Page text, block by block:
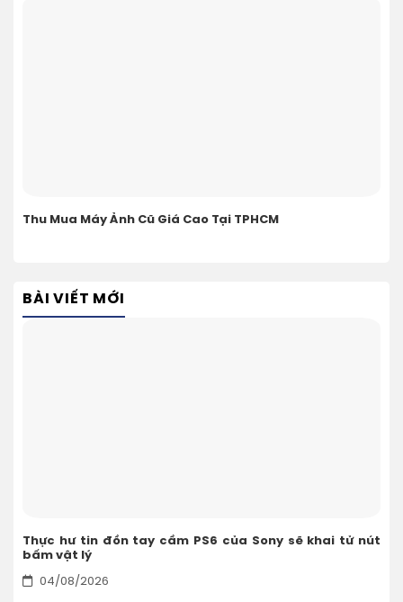
Thu Mua Máy Ảnh Cũ Giá Cao Tại TPHCM
BÀI VIẾT MỚI
Thực hư tin đồn tay cầm PS6 của Sony sẽ khai tử nút
bấm vật lý
04/08/2026